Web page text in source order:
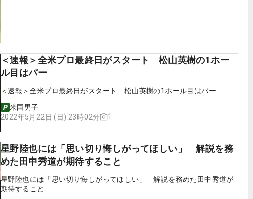
＜速報＞全米プロ最終日がスタート 松山英樹の1ホー
ル目はパー
＜速報＞全米プロ最終日がスタート 松山英樹の1ホール目はパー
米国男子
2022年5月22日 (日) 23時02分
1
星野陸也には「思い切り悔しがってほしい」 解説を務
めた田中秀道が期待すること
星野陸也には「思い切り悔しがってほしい」 解説を務めた田中秀道が
期待すること